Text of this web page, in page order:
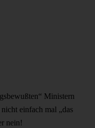
Ministern
einfach mal „das
nein!